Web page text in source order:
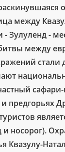
между
Зулуленд -
между
стали
сафари-
предгорьях
носорог).
Квазулу-